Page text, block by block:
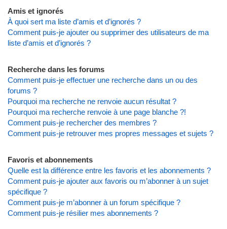
Amis et ignorés
À quoi sert ma liste d’amis et d’ignorés ?
Comment puis-je ajouter ou supprimer des utilisateurs de ma
liste d’amis et d’ignorés ?
Recherche dans les forums
Comment puis-je effectuer une recherche dans un ou des
forums ?
Pourquoi ma recherche ne renvoie aucun résultat ?
Pourquoi ma recherche renvoie à une page blanche ?!
Comment puis-je rechercher des membres ?
Comment puis-je retrouver mes propres messages et sujets ?
Favoris et abonnements
Quelle est la différence entre les favoris et les abonnements ?
Comment puis-je ajouter aux favoris ou m’abonner à un sujet
spécifique ?
Comment puis-je m’abonner à un forum spécifique ?
Comment puis-je résilier mes abonnements ?